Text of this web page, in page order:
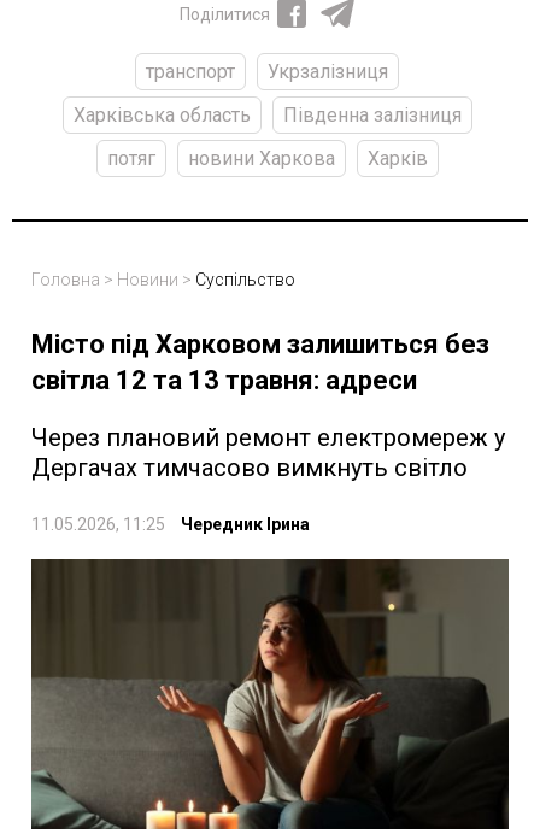
Поділитися
транспорт
Укрзалізниця
Харківська область
Південна залізниця
потяг
новини Харкова Харків
Головна > Новини > Суспільство
Місто під Харковом залишиться без
світла 12 та 13 травня: адреси
Через плановий ремонт електромереж у
Дергачах тимчасово вимкнуть світло
11.05.2026, 11:25 Чередник Ірина